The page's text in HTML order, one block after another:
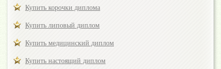
Купить корочки диплома
Купить липовый диплом
Купить медицинский диплом
Купить настоящий диплом